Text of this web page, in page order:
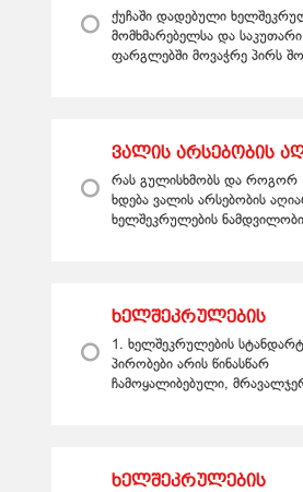
გამონათქვამების
განმარტება
ქუჩაში დადებული
მომხმარებელსა და საკუთარი
ფარგლებში მოვაჭრე პირს
ვალის არსებობის
რას გულისხმობს და როგორ
ხდება ვალის არსებობის
ხელშეკრულების
ხელშეკრულების
სტანდარტული
პირობები,ცნება
1. ხელშეკრულების
პირობები არის წინასწარ
ჩამოყალიბებული,
ხელშეკრულების